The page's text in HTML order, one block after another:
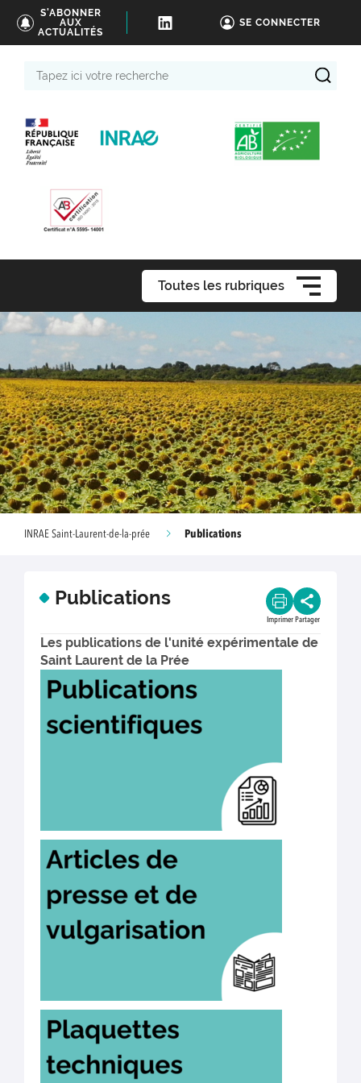
S'ABONNER
AUX
ACTUALITÉS
SE CONNECTER
Toutes les rubriques
INRAE Saint-Laurent-de-la-prée Publications
Publications
Imprimer Partager
Les publications de l'unité expérimentale de
Saint Laurent de la Prée